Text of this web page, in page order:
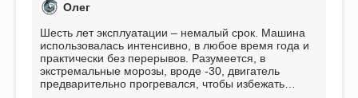
Олег
Шесть лет эксплуатации – немалый срок. Машина
использовалась интенсивно, в любое время года и
практически без перерывов. Разумеется, в
экстремальные морозы, вроде -30, двигатель
предварительно прогревался, чтобы избежать